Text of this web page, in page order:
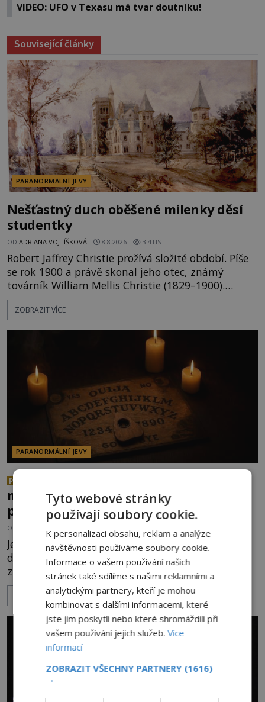
VIDEO: UFO v Texasu má tvar doutníku!
Související články
PARANORMÁLNÍ JEVY
Nešťastný duch oběšené milenky děsí
studentky
OD ADRIANA VOJTÍŠKOVÁ 8.8.2026 3.4TIS
Robert Jaffrey Christie prožívá složité období. Píše
se rok 1900 a právě skonal jeho otec, známý
továrník William Mellis Christie (1829–1900).
Smutná událost je ale doprovázena ohromným
dědictvím... Robertu připadne rodinné sídlo v
ta, na niž přijde Robert, by jen tak někoho
ZOBRAZIT VÍCE
PARANORMÁLNÍ JEVY
PREMIUM
muzikant Dave Grohl: Jaké mají
paranormální zážitky?
OD
Je to jízda s větrem o závod. V roce 1982 americký
drogově závislý herec Richard Dreyfuss (*1947)
ztratí poslední zbytky sebezáchovy a prohání se
po silnicích ve svém mercedesu jako utržený ze
řetězu. Vše vyvrcholí katastrofou, když to Dreyfuss
napálí v plné rychlosti do stromu! Policie ve vraku
následně nalezne schovaný kokain. Tímto
momentem se slavnému
ZOBRAZIT VÍCE
Tyto webové stránky
používají soubory cookie.
K personalizaci obsahu, reklam a analýze
návštěvnosti používáme soubory cookie.
Informace o vašem používání našich
stránek také sdílíme s našimi reklamními a
analytickými partnery, kteří je mohou
kombinovat s dalšími informacemi, které
jste jim poskytli nebo které shromáždili při
vašem používání jejich služeb.Více
informací
ZOBRAZIT VŠECHNY PARTNERY (1616)
→